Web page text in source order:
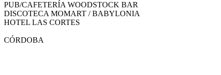
PUB/CAFETERÍA WOODSTOCK BAR
DISCOTECA MOMART / BABYLONIA
HOTEL LAS CORTES
CÓRDOBA